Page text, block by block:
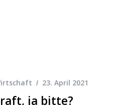
23. April 2021
ja bitte?